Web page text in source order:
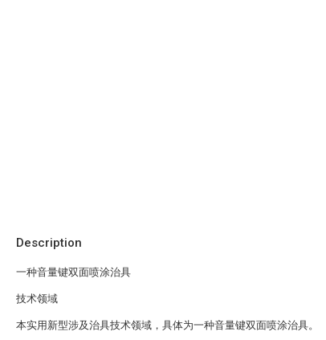
Description
一种音量键双面喷涂治具
技术领域
本实用新型涉及治具技术领域，具体为一种音量键双面喷涂治具。